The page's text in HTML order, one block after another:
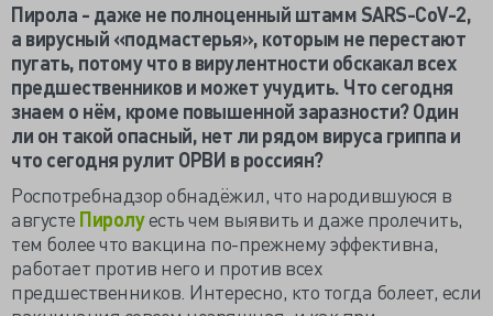
Пирола - даже не полноценный штаммSARS-CoV-2,
а вирусный «подмастерья», которым не перестают
пугать, потому что в вирулентности обскакал всех
предшественников и может учудить. Что сегодня
знаем о нём, кроме повышенной заразности? Один
ли он такой опасный, нет ли рядом вируса гриппа и
что сегодня рулит ОРВИ в россиян?
Роспотребнадзор обнадёжил, что народившуюся в
августе Пиролуесть чем выявить и даже пролечить,
тем более что вакцина по-прежнему эффективна,
работает против него и против всех
предшественников. Интересно, кто тогда болеет, если